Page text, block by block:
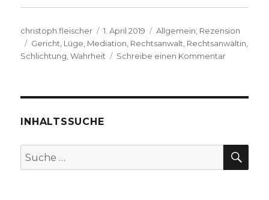
Autor
christoph.fleischer
Veröffentlicht
am
1. April 2019 Kategorien
Allgemein Rezension
Schlagwörter
Gericht Lüge Mediation Rechtsanwalt Rechtsanwältin
Schlichtung ,Wahrheit Schreibe einen Kommentarzu
von
Christoph
Fleischer,
INHALTSSUCHE
Suche
nach: